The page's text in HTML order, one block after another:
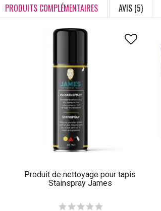
PRODUITS COMPLÉMENTAIRES AVIS (5)
Produit de nettoyage pour tapis
Stainspray James